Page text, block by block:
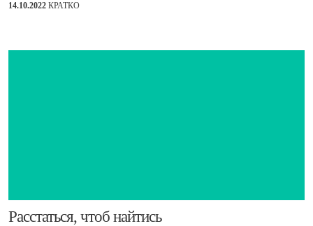
14.10.2022 КРАТКО
​Расстаться, чтоб найтись